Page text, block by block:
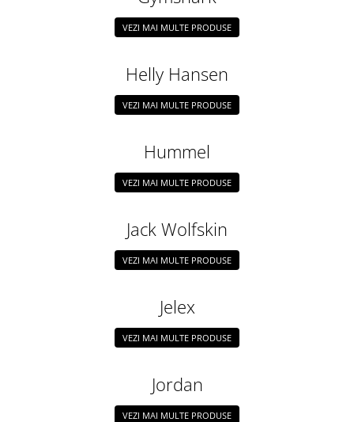
VEZI MAI MULTE PRODUSE
Helly Hansen
VEZI MAI MULTE PRODUSE
Hummel
VEZI MAI MULTE PRODUSE
Jack Wolfskin
VEZI MAI MULTE PRODUSE
Jelex
VEZI MAI MULTE PRODUSE
Jordan
VEZI MAI MULTE PRODUSE